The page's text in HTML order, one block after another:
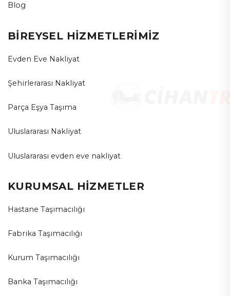
Blog
BİREYSEL HİZMETLERİMİZ
Evden Eve Nakliyat
Şehirlerarası Nakliyat
Parça Eşya Taşıma
Uluslararası Nakliyat
Uluslararası evden eve nakliyat
KURUMSAL HİZMETLER
Hastane Taşımacılığı
Fabrika Taşımacılığı
Kurum Taşımacılığı
Banka Taşımacılığı